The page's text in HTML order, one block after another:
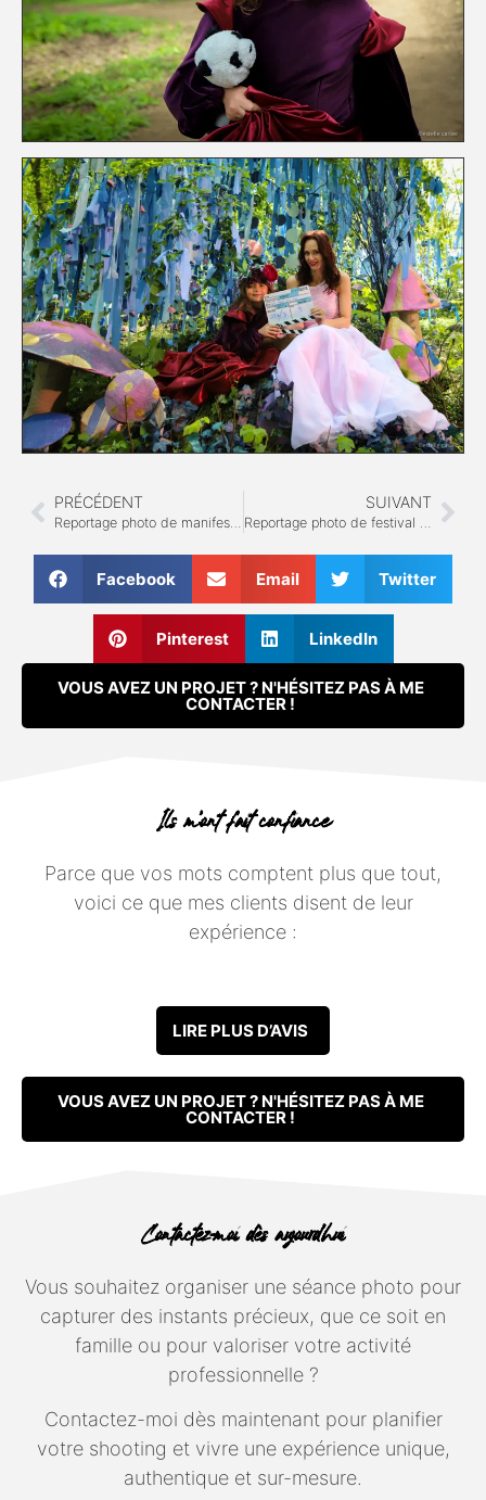
PRÉCÉDENT
Reportage photo de manifestation à Lille
SUIVANT
Reportage photo de festival à Lille : Secret Garden – Bohemian Tribes
Facebook Email Twitter
Pinterest LinkedIn
VOUS AVEZ UN PROJET ? N'HÉSITEZ PAS À ME
CONTACTER !
Ils m’ont fait confiance
Parce que vos mots comptent plus que tout,
voici ce que mes clients disent de leur
expérience :
LIRE PLUS D’AVIS
VOUS AVEZ UN PROJET ? N'HÉSITEZ PAS À ME
CONTACTER !
Contactez-moi dès aujourd’hui
Vous souhaitez organiser une séance photo pour
capturer des instants précieux, que ce soit en
famille ou pour valoriser votre activité
professionnelle ?
Contactez-moi dès maintenant pour planifier
votre shooting et vivre une expérience unique,
authentique et sur-mesure.